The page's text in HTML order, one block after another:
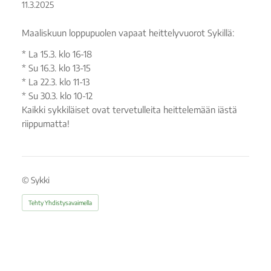
11.3.2025
Maaliskuun loppupuolen vapaat heittelyvuorot Sykillä:
* La 15.3. klo 16-18
* Su 16.3. klo 13-15
* La 22.3. klo 11-13
* Su 30.3. klo 10-12
Kaikki sykkiläiset ovat tervetulleita heittelemään iästä
riippumatta!
© Sykki
Tehty Yhdistysavaimella